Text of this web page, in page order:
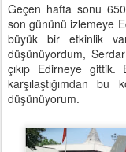
Geçen hafta sonu
son gününü izlemeye
büyük bir etkinlik
düşünüyordum,
çıkıp Edirneye
karşılaştığımdan
düşünüyorum.